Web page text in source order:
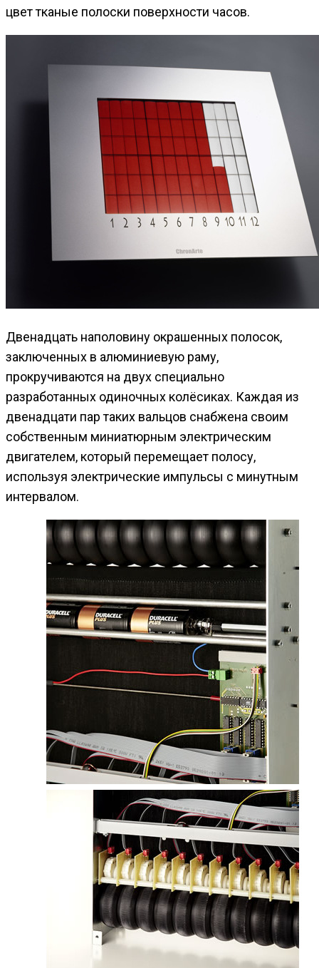
цвет тканые полоски поверхности часов.
Двенадцать наполовину окрашенных полосок,
заключенных в алюминиевую раму,
прокручиваются на двух специально
разработанных одиночных колёсиках. Каждая из
двенадцати пар таких вальцов снабжена своим
собственным миниатюрным электрическим
двигателем, который перемещает полосу,
используя электрические импульсы с минутным
интервалом.